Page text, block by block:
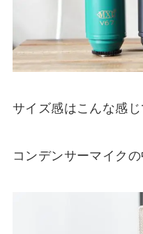
サイズ感はこんな感じ
コンデンサーマイクの